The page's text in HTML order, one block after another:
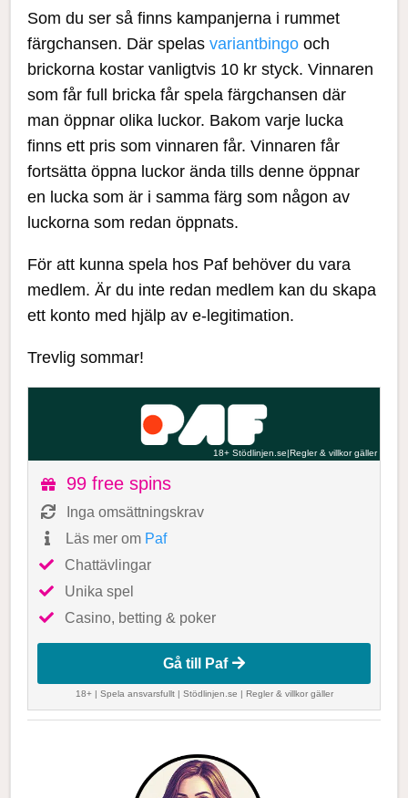
Som du ser så finns kampanjerna i rummet
färgchansen. Där spelasvariantbingo och
brickorna kostar vanligtvis 10 kr styck. Vinnaren
som får full bricka får spela färgchansen där
man öppnar olika luckor. Bakom varje lucka
finns ett pris som vinnaren får. Vinnaren får
fortsätta öppna luckor ända tills denne öppnar
en lucka som är i samma färg som någon av
luckorna som redan öppnats.
För att kunna spela hos Paf behöver du vara
medlem. Är du inte redan medlem kan du skapa
ett konto med hjälp av e-legitimation.
Trevlig sommar!
18+ Stödlinjen.se|Regler & villkor gäller
99 free spins
Inga omsättningskrav
Läs mer om Paf
Chattävlingar
Unika spel
Casino, betting & poker
Gå till Paf
18+ | Spela ansvarsfullt | Stödlinjen.se | Regler & villkor gäller